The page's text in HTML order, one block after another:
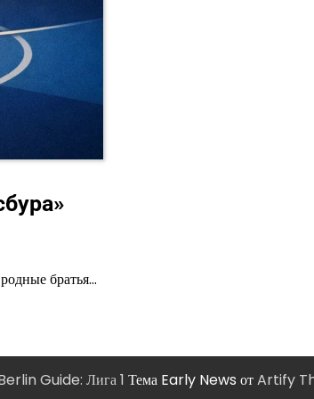
братья…
Guide: Лига 1 Тема Early News отArtify